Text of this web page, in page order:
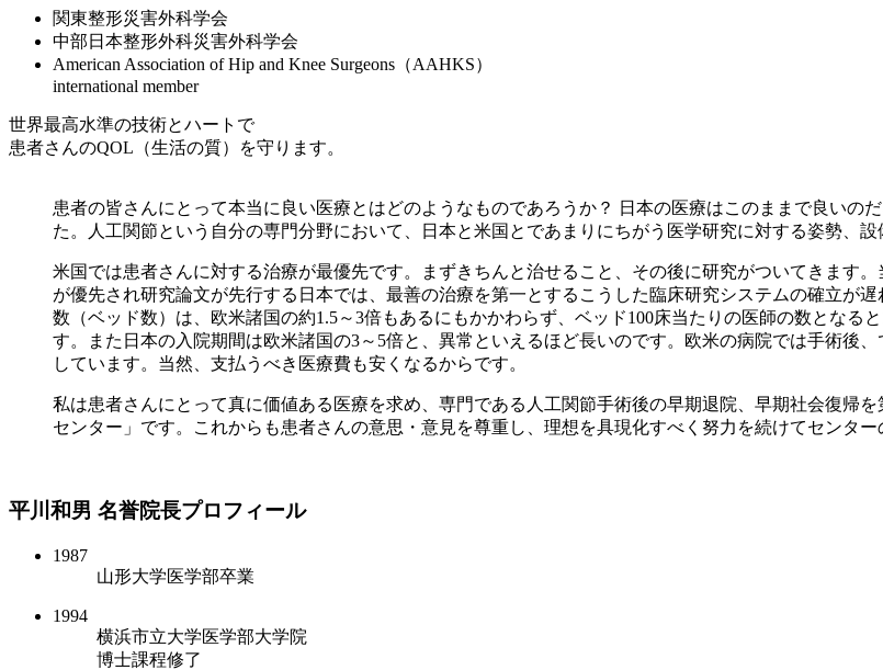
関東整形災害外科学会
中部日本整形外科災害外科学会
American Association of Hip and Knee Surgeons（AAHKS）
international member
世界最高水準の技術とハートで
患者さんのQOL（生活の質）を守ります。
患者の皆さんにとって本当に良い医療とはどのようなものであろうか？ 日本の医療はこのままで良いの
た。人工関節という自分の専門分野において、日本と米国とであまりにちがう医学研究に対する姿勢、
米国では患者さんに対する治療が最優先です。まずきちんと治せること、その後に研究がついてきます
が優先され研究論文が先行する日本では、最善の治療を第一とするこうした臨床研究システムの確立が
数（ベッド数）は、欧米諸国の約1.5～3倍もあるにもかかわらず、ベッド100床当たりの医師の数となる
す。また日本の入院期間は欧米諸国の3～5倍と、異常といえるほど長いのです。欧米の病院では手術後
しています。当然、支払うべき医療費も安くなるからです。
私は患者さんにとって真に価値ある医療を求め、専門である人工関節手術後の早期退院、早期社会復帰
センター」です。これからも患者さんの意思・意見を尊重し、理想を具現化すべく努力を続けてセンター
平川和男 名誉院長プロフィール
1987
山形大学医学部卒業
1994
横浜市立大学医学部大学院
博士課程修了